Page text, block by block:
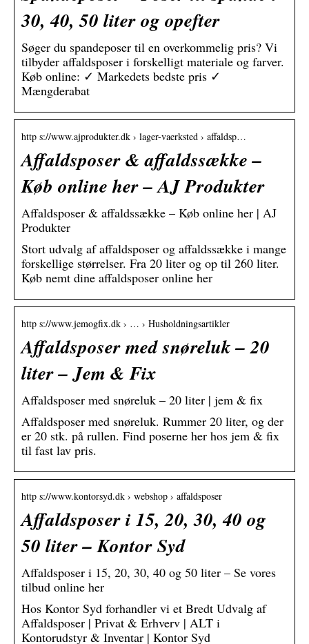
30, 40, 50 liter og opefter
Søger du spandeposer til en overkommelig pris? Vi
tilbyder affaldsposer i forskelligt materiale og farver.
Køb online: ✓ Markedets bedste pris ✓
Mængderabat
http s://www.ajprodukter.dk › lager-vaerksted › affaldsp…
Affaldsposer & affaldssække –
Køb online her – AJ Produkter
Affaldsposer & affaldssække – Køb online her | AJ
Produkter
Stort udvalg af affaldsposer og affaldssække i mange
forskellige størrelser. Fra 20 liter og op til 260 liter.
Køb nemt dine affaldsposer online her
http s://www.jemogfix.dk › … › Husholdningsartikler
Affaldsposer med snøreluk – 20
liter – Jem & Fix
Affaldsposer med snøreluk – 20 liter | jem & fix
Affaldsposer med snøreluk. Rummer 20 liter, og der
er 20 stk. på rullen. Find poserne her hos jem & fix
til fast lav pris.
http s://www.kontorsyd.dk › webshop › affaldsposer
Affaldsposer i 15, 20, 30, 40 og
50 liter – Kontor Syd
Affaldsposer i 15, 20, 30, 40 og 50 liter – Se vores
tilbud online her
Hos Kontor Syd forhandler vi et Bredt Udvalg af
Affaldsposer | Privat & Erhverv | ALT i
Kontorudstyr & Inventar | Kontor Syd